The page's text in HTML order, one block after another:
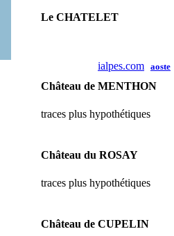
ialpes.com aoste
Le CHATELET
Château de MENTHON
traces plus hypothétiques
Château du ROSAY
traces plus hypothétiques
Château de CUPELIN